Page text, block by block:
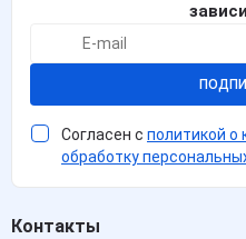
Согласен с политикой о
обработку
Контакты